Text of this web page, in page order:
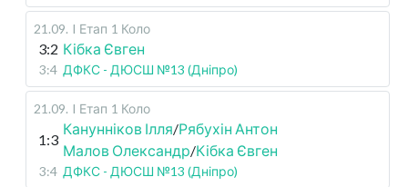
21.09. I Етап 1 Коло
3:2 Кібка Євген
3:4 ДФКС - ДЮСШ №13 (Дніпро)
21.09. I Етап 1 Коло
1:3
Канунніков Ілля/Рябухін Антон
Малов Олександр/Кібка Євген
3:4 ДФКС - ДЮСШ №13 (Дніпро)